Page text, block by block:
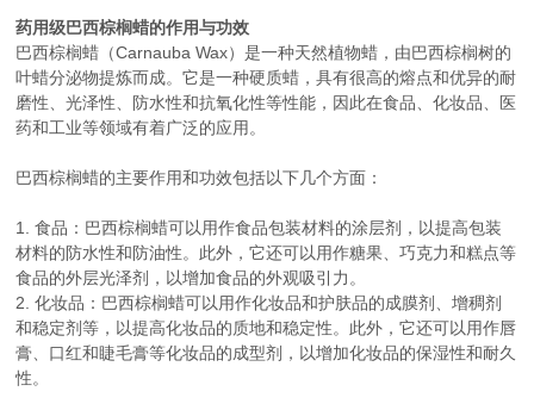
药用级巴西棕榈蜡的作用与功效
巴西棕榈蜡（Carnauba Wax）是一种天然植物蜡，由巴西棕榈树的
叶蜡分泌物提炼而成。它是一种硬质蜡，具有很高的熔点和优异的耐
磨性、光泽性、防水性和抗氧化性等性能，因此在食品、化妆品、医
药和工业等领域有着广泛的应用。
巴西棕榈蜡的主要作用和功效包括以下几个方面：
1. 食品：巴西棕榈蜡可以用作食品包装材料的涂层剂，以提高包装
材料的防水性和防油性。此外，它还可以用作糖果、巧克力和糕点等
食品的外层光泽剂，以增加食品的外观吸引力。
2. 化妆品：巴西棕榈蜡可以用作化妆品和护肤品的成膜剂、增稠剂
和稳定剂等，以提高化妆品的质地和稳定性。此外，它还可以用作唇
膏、口红和睫毛膏等化妆品的成型剂，以增加化妆品的保湿性和耐久
性。